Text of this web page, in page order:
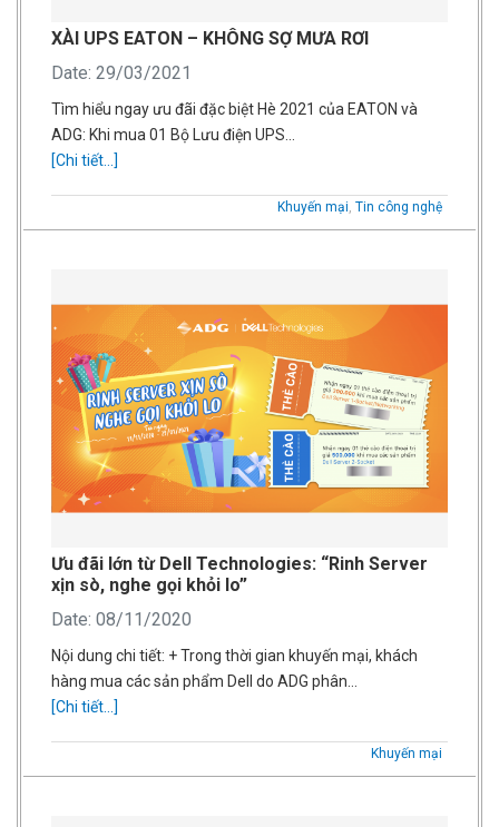
XÀI UPS EATON – KHÔNG SỢ MƯA RƠI
Date: 29/03/2021
Tìm hiểu ngay ưu đãi đặc biệt Hè 2021 của EATON và
ADG: Khi mua 01 Bộ Lưu điện UPS…
[Chi tiết...]
Khuyến mại, Tin công nghệ
Ưu đãi lớn từ Dell Technologies: “Rinh Server
xịn sò, nghe gọi khỏi lo”
Date: 08/11/2020
Nội dung chi tiết: + Trong thời gian khuyến mại, khách
hàng mua các sản phẩm Dell do ADG phân…
[Chi tiết...]
Khuyến mại